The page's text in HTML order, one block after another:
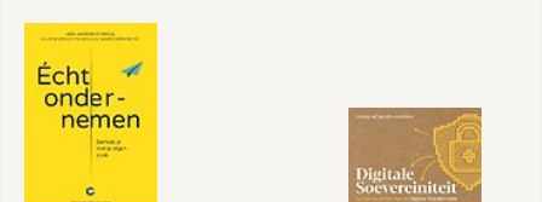
Bekijk alle boeken
Zó kom je op 1 bij Managementboek! | 161
Nawoord | 173